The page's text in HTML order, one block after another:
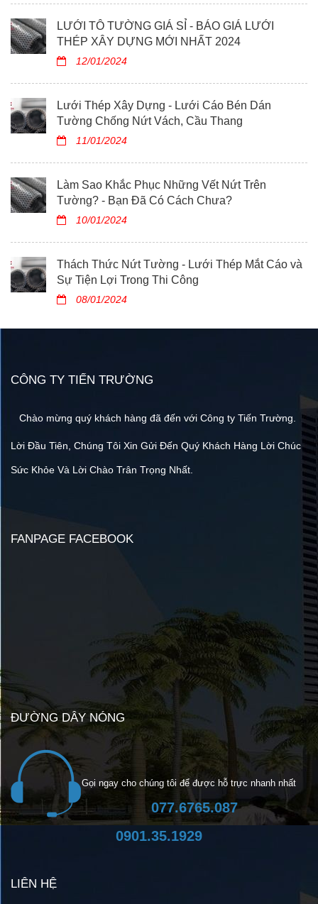
LƯỚI TÔ TƯỜNG GIÁ SỈ - BÁO GIÁ LƯỚI
THÉP XÂY DỰNG MỚI NHẤT 2024
12/01/2024
Lưới Thép Xây Dựng - Lưới Cáo Bén Dán
Tường Chống Nứt Vách, Cầu Thang
11/01/2024
Làm Sao Khắc Phục Những Vết Nứt Trên
Tường? - Bạn Đã Có Cách Chưa?
10/01/2024
Thách Thức Nứt Tường - Lưới Thép Mắt Cáo và
Sự Tiện Lợi Trong Thi Công
08/01/2024
CÔNG TY TIẾN TRƯỜNG
Chào mừng quý khách hàng đã đến với Công ty Tiến Trường.
Lời Đầu Tiên, Chúng Tôi Xin Gửi Đến Quý Khách Hàng Lời Chúc
Sức Khỏe Và Lời Chào Trân Trọng Nhất.
FANPAGE FACEBOOK
ĐƯỜNG DÂY NÓNG
Gọi ngay cho chúng tôi để được hỗ trực nhanh nhất
077.6765.087
0901.35.1929
LIÊN HỆ